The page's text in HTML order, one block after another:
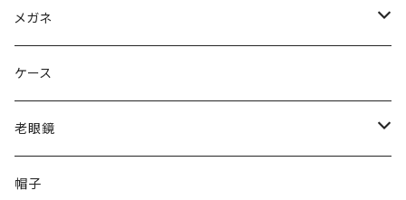
Ray-Ban レイバン
gucci グッチ
VivienneWestwood ヴィヴィアン
PAGE BOY ページボーイ
メガネ
Ray-Ban レイバン
gucci グッチ
VivienneWestwood ヴィヴィアン
ケース
老眼鏡
エッシェンバッハ Eschenbach
帽子